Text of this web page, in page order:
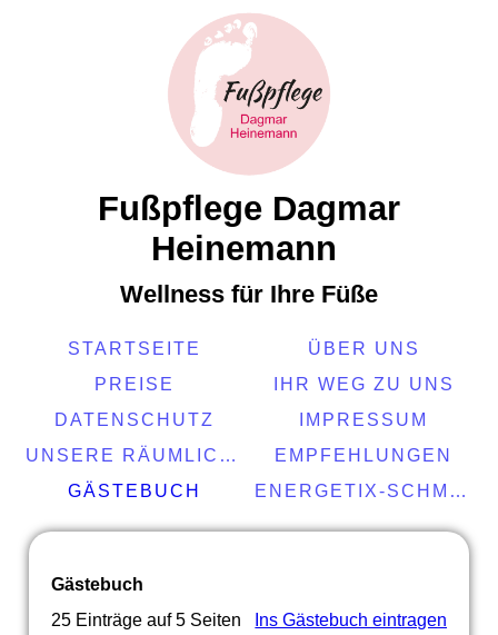
Fußpflege Dagmar
Heinemann
Wellness für Ihre Füße
STARTSEITE
ÜBER UNS
PREISE
IHR WEG ZU UNS
DATENSCHUTZ
IMPRESSUM
UNSERE RÄUMLICHKEITEN
EMPFEHLUNGEN
GÄSTEBUCH
ENERGETIX-SCHMUCK
Gästebuch
25 Einträge auf 5 Seiten
Ins Gästebuch eintragen